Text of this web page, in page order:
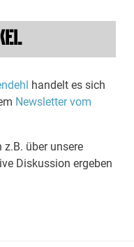
handelt es sich
Newsletter vom
über unsere
Diskussion ergeben